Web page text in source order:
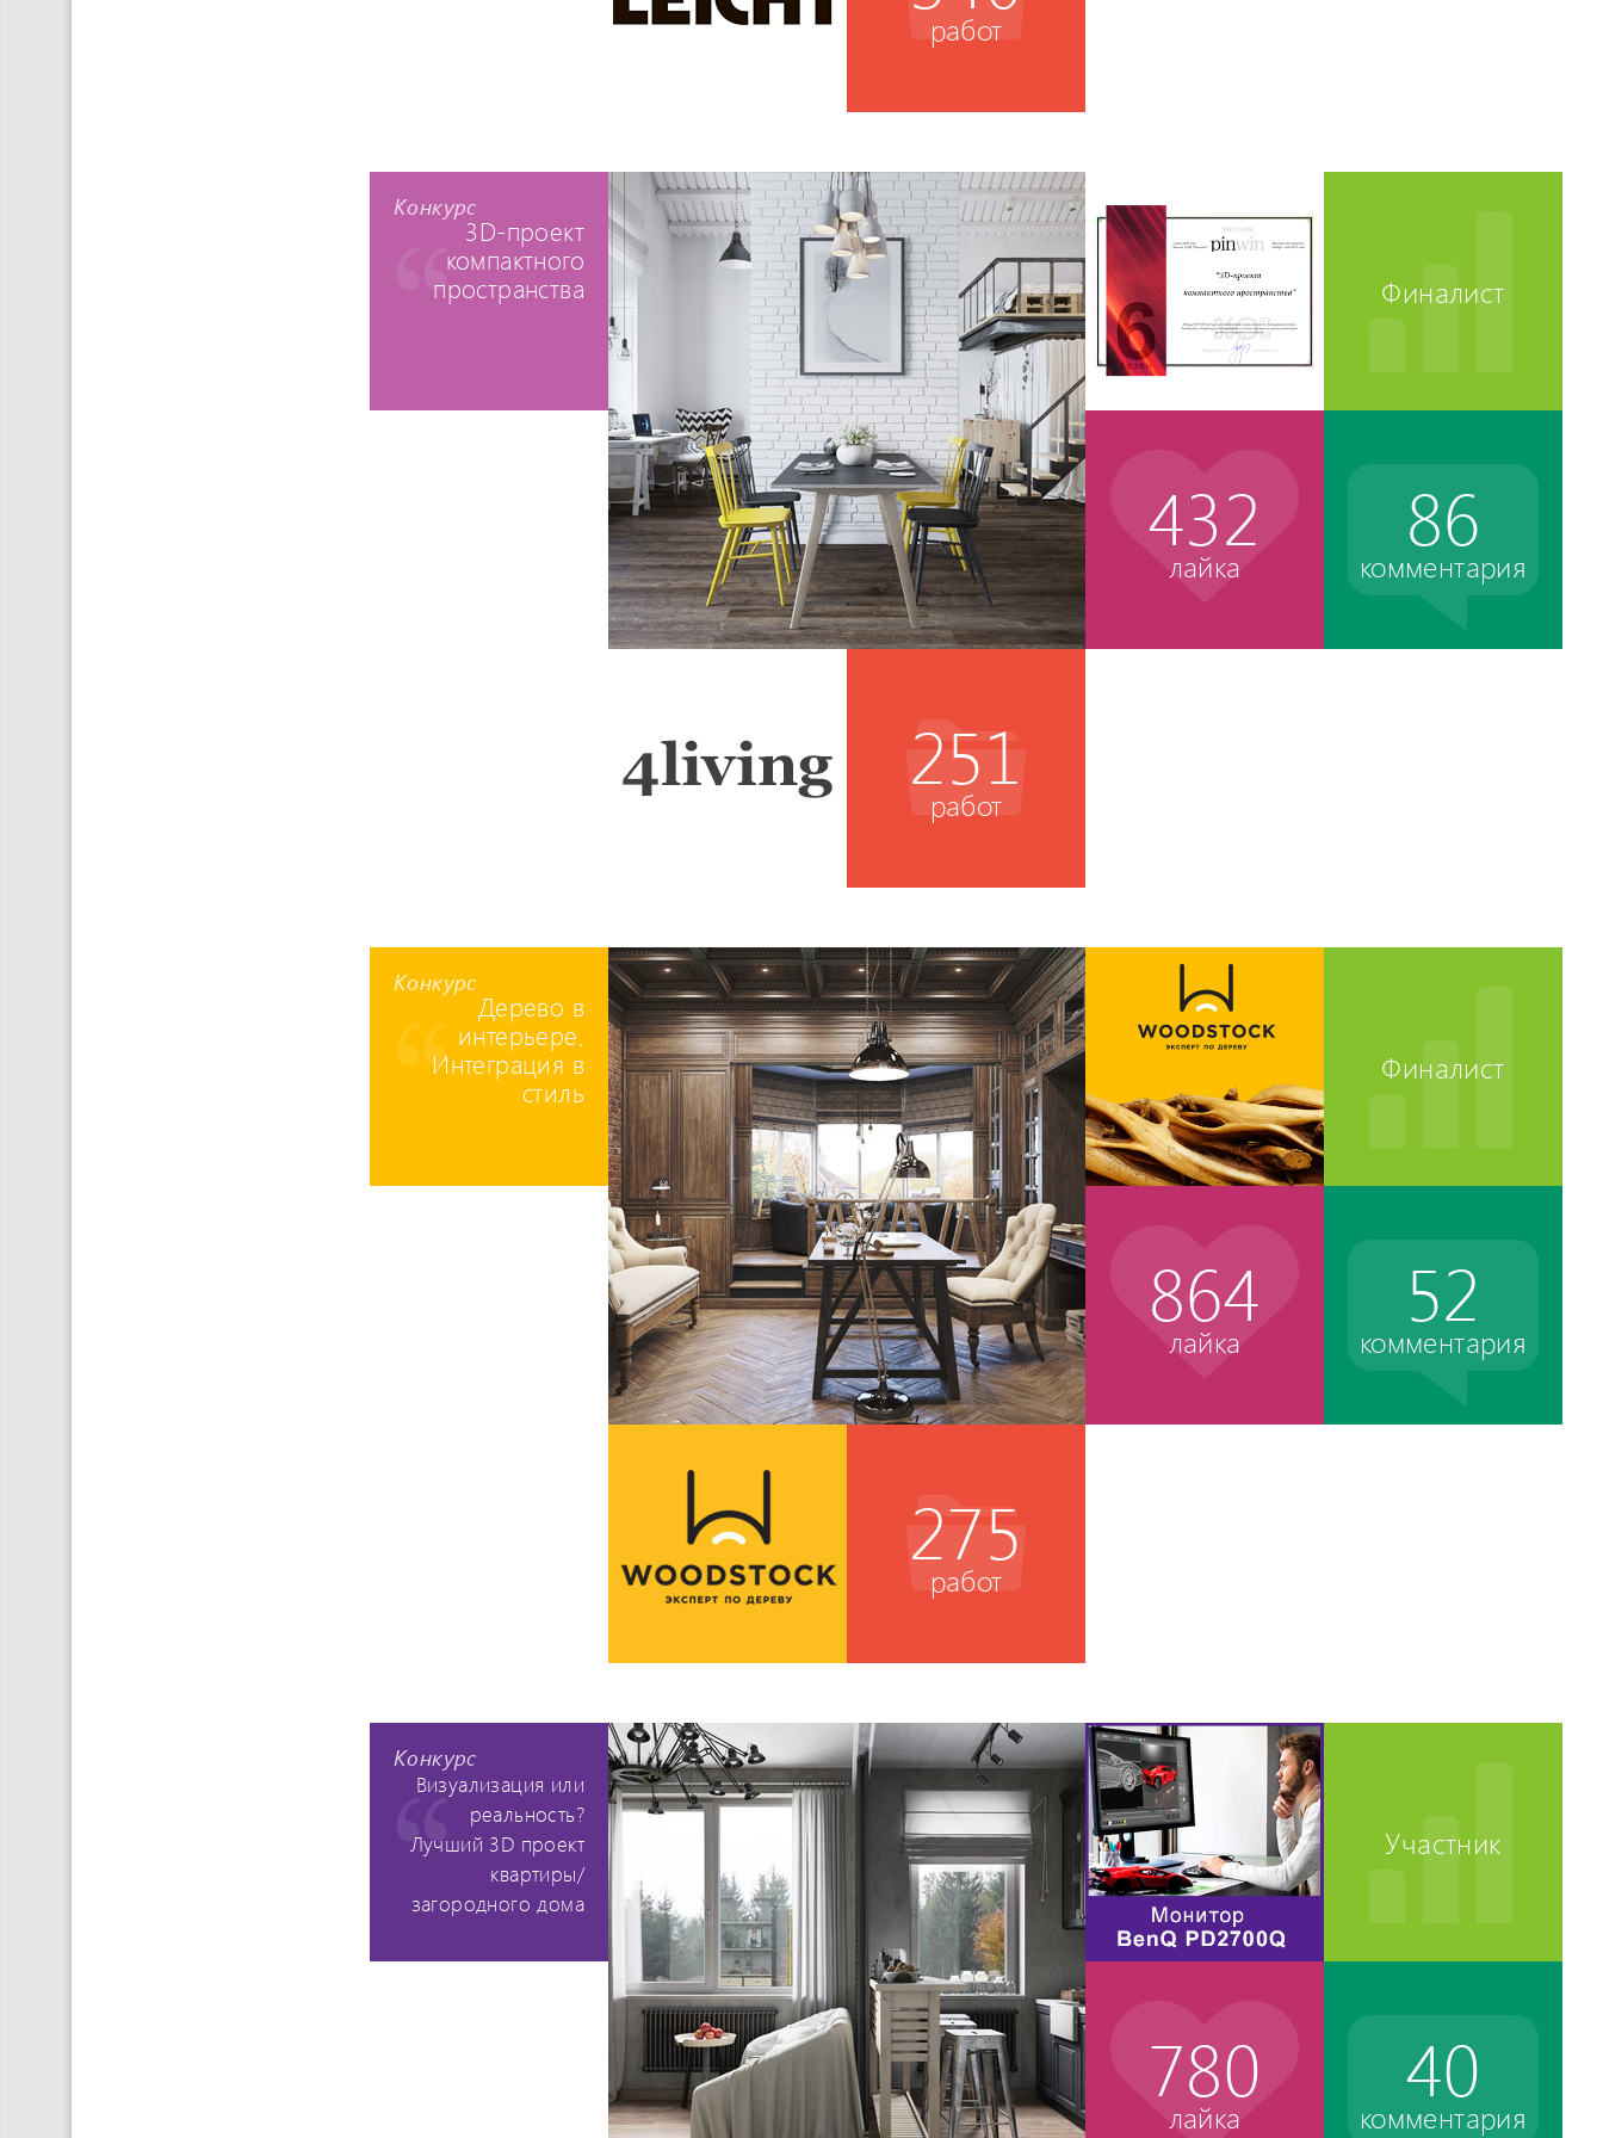
работ
Конкурс
3D-проект
компактного
пространства
Финалист
432
лайка
86
комментария
251
работ
Конкурс
Дерево в
интерьере.
Интеграция в
стиль
Финалист
864
лайка
52
комментария
275
работ
Конкурс
Визуализация или
реальность?
Лучший 3D проект
квартиры/
загородного дома
Участник
780
лайка
40
комментария